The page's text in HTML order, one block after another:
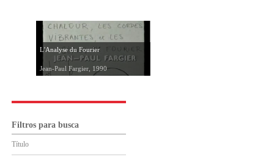
L'Analyse du Fourier
Jean-Paul Fargier, 1990
Filtros para busca
Título